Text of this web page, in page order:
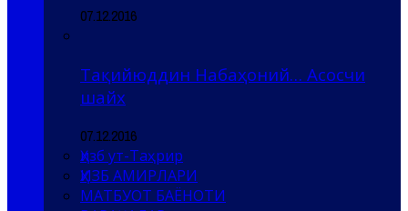
07.12.2016
Тақийюддин Набаҳоний… Асосчи
шайх
07.12.2016
Ҳизб ут-Таҳрир
ҲИЗБ АМИРЛАРИ
МАТБУОТ БАЁНОТИ